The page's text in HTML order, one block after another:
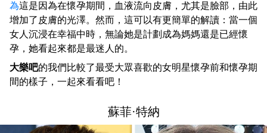
為這是因為在懷孕期間，血液流向皮膚，尤其是臉部，由此
增加了皮膚的光澤。然而，這可以有更簡單的解讀：當一個
女人沉浸在幸福中時，無論她是計劃成為媽媽還是已經懷
孕，她看起來都是最迷人的。
大樂吧的我們比較了最受大眾喜歡的女明星懷孕前和懷孕期
間的樣子，一起來看看吧！
蘇菲·特納